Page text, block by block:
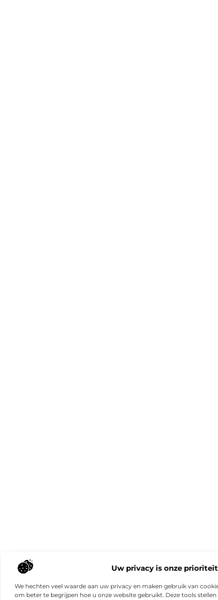
Uw privacy is onze prioriteit
We hechten veel waarde aan uw privacy en maken gebruik van
om beter te begrijpen hoe u onze website gebruikt. Deze tools